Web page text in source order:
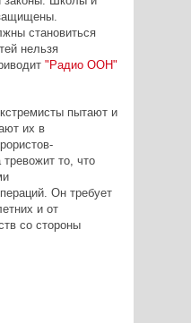
становиться
нельзя
"Радио ООН"
пытают и
их в
то, что
Он требует
и от
со стороны